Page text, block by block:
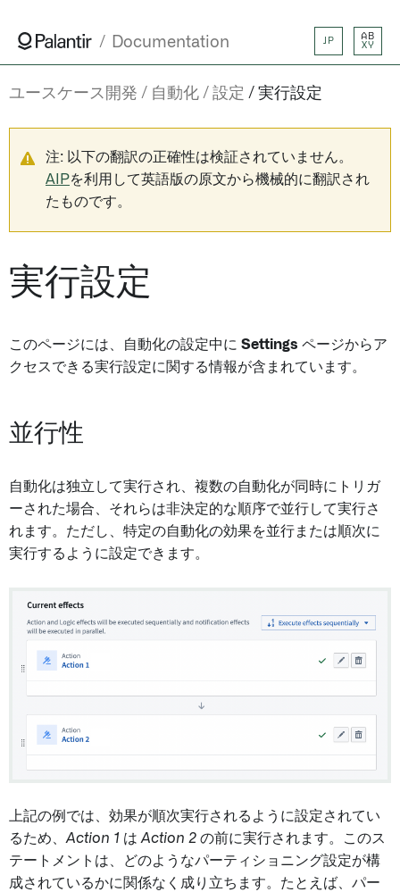
Documentation JP
AB
XY
ユースケース開発 自動化 設定 実行設定
注: 以下の翻訳の正確性は検証されていません。
AIPを利用して英語版の原文から機械的に翻訳され
たものです。
実行設定
このページには、自動化の設定中に Settings ページからア
クセスできる実行設定に関する情報が含まれています。
並行性
自動化は独立して実行され、複数の自動化が同時にトリガ
ーされた場合、それらは非決定的な順序で並行して実行さ
れます。ただし、特定の自動化の効果を並行または順次に
実行するように設定できます。
上記の例では、効果が順次実行されるように設定されてい
るため、 Action 1 は Action 2 の前に実行されます。このス
テートメントは、どのようなパーティショニング設定が構
成されているかに関係なく成り立ちます。たとえば、パー